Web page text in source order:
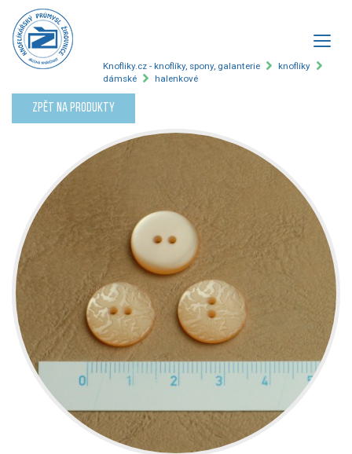
Knofliky.cz - knoflíky, spony, galanterie
knoflíky
dámské
halenkové
Zpět na produkty